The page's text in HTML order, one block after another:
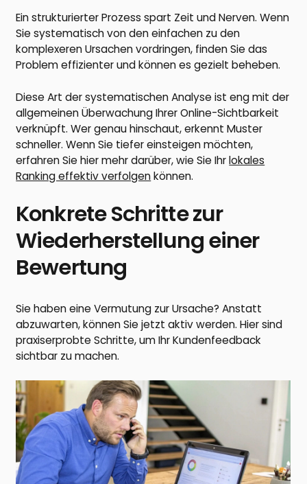
Ein strukturierter Prozess spart Zeit und Nerven. Wenn
Sie systematisch von den einfachen zu den
komplexeren Ursachen vordringen, finden Sie das
Problem effizienter und können es gezielt beheben.
Diese Art der systematischen Analyse ist eng mit der
allgemeinen Überwachung Ihrer Online-Sichtbarkeit
verknüpft. Wer genau hinschaut, erkennt Muster
schneller. Wenn Sie tiefer einsteigen möchten,
erfahren Sie hier mehr darüber, wie Sie Ihrlokales
Ranking effektiv verfolgenkönnen.
Konkrete Schritte zur
Wiederherstellung einer
Bewertung
Sie haben eine Vermutung zur Ursache? Anstatt
abzuwarten, können Sie jetzt aktiv werden. Hier sind
praxiserprobte Schritte, um Ihr Kundenfeedback
sichtbar zu machen.